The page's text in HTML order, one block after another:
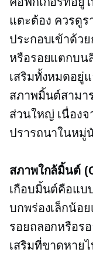
แตะต้อง ควรดูร
ประกอบเข้าด้ว
หรือรอยแตกบน
เสริมทั้งหมดอยู่
สภาพมิ้นต์สามา
ส่วนใหญ่ เนื่อง
ปรารถนาในหมู่
สภาพใกล้มิ้นต์
เกือบมิ้นต์คือแ
บกพร่องเล็กน้อ
รอยถลอกหรือร
เสริมที่ขาดหาย